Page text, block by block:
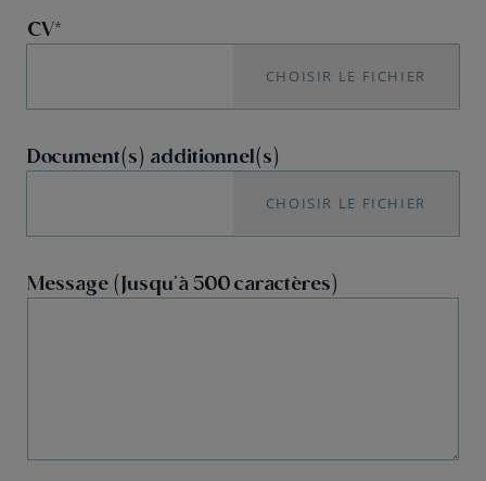
CV
CHOISIR LE FICHIER
Document(s) additionnel(s)
CHOISIR LE FICHIER
Message (Jusqu'à 500 caractères)